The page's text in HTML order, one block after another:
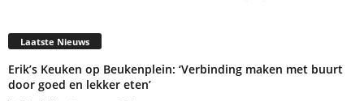
Laatste Nieuws
Erik’s Keuken op Beukenplein: ‘Verbinding maken met buurt
door goed en lekker eten’